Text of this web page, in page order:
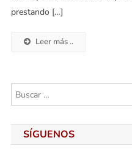
prestando […]
Leer más ..
SÍGUENOS